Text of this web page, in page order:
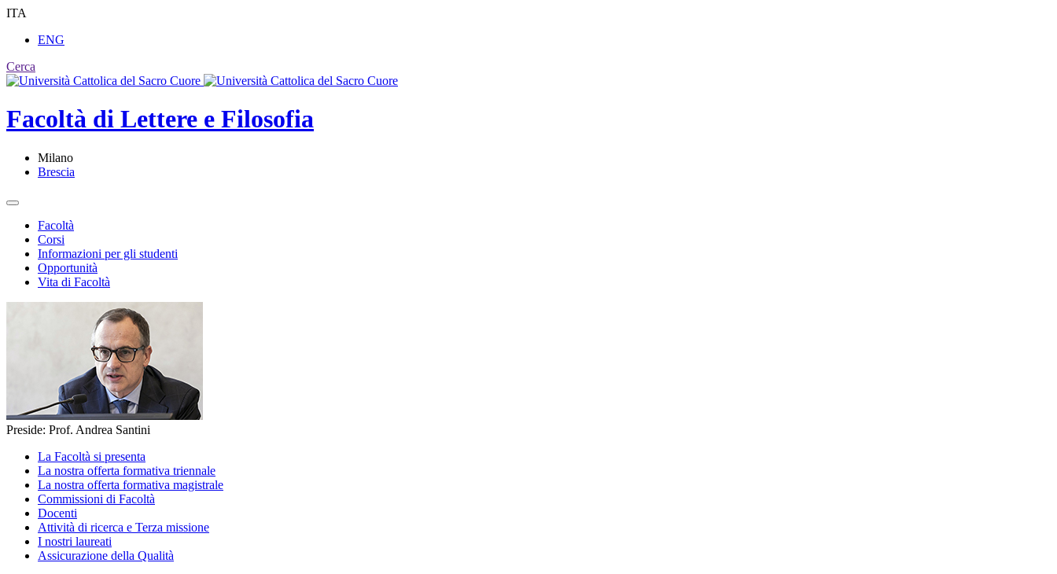
ITA
ENG
Cerca
Facoltà di Lettere e Filosofia
Milano
Brescia
Facoltà
Corsi
Informazioni per gli studenti
Opportunità
Vita di Facoltà
Preside: Prof. Andrea Santini
La Facoltà si presenta
La nostra offerta formativa triennale
La nostra offerta formativa magistrale
Commissioni di Facoltà
Docenti
Attività di ricerca e Terza missione
I nostri laureati
Assicurazione della Qualità